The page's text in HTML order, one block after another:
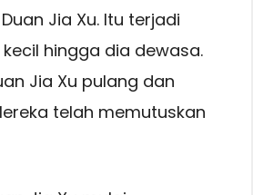
Jia Xu. Itu terjadi
hingga dia dewasa.
Jia Xu pulang dan
telah memutuskan